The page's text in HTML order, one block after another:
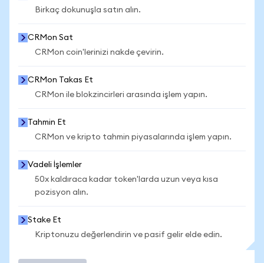
Birkaç dokunuşla satın alın.
CRMon Sat
CRMon coin'lerinizi nakde çevirin.
CRMon Takas Et
CRMon ile blokzincirleri arasında işlem yapın.
Tahmin Et
CRMon ve kripto tahmin piyasalarında işlem yapın.
Vadeli İşlemler
50x kaldıraca kadar token'larda uzun veya kısa
pozisyon alın.
Stake Et
Kriptonuzu değerlendirin ve pasif gelir elde edin.